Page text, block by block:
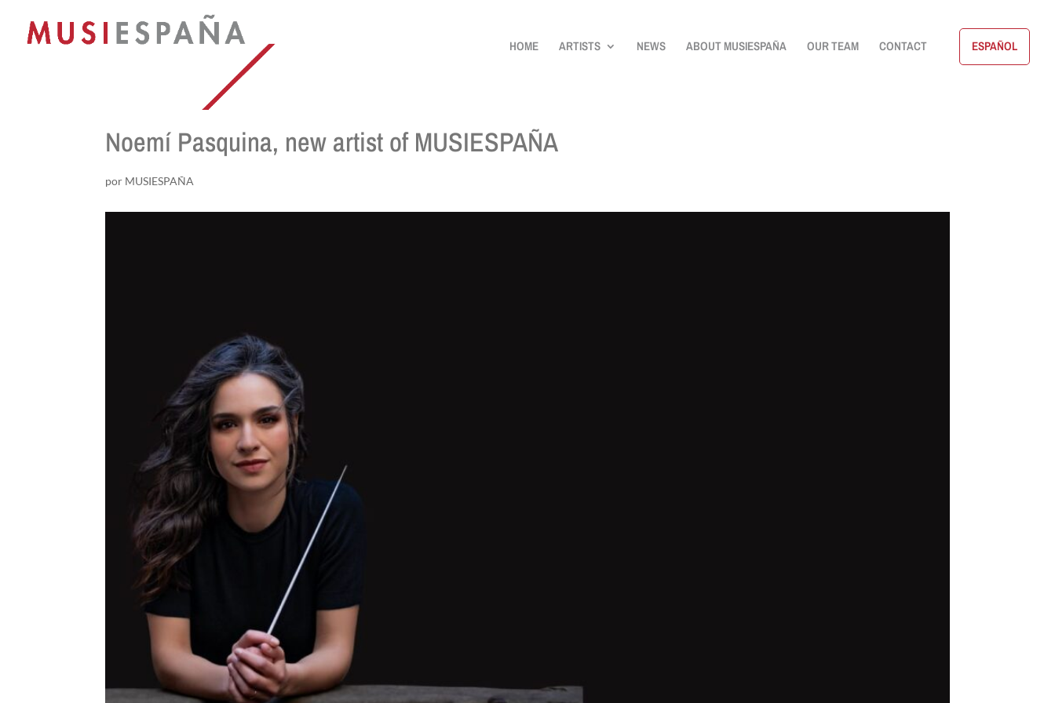
HOME ARTISTS NEWS ABOUT MUSIESPAÑA OUR TEAM CONTACT ESPAÑOL
Noemí Pasquina, new artist of MUSIESPAÑA
por MUSIESPAÑA